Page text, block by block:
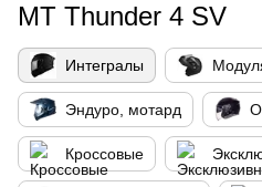
MT Thunder 4 SV
Интегралы
Эндуро, мотард
Кроссовые